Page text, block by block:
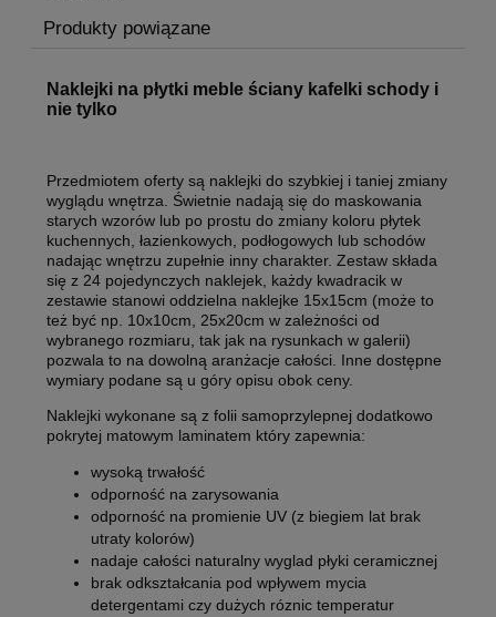
Produkty powiązane
Naklejki na płytki meble ściany kafelki schody i
nie tylko
Przedmiotem oferty są naklejki do szybkiej i taniej zmiany
wyglądu wnętrza. Świetnie nadają się do maskowania
starych wzorów lub po prostu do zmiany koloru płytek
kuchennych, łazienkowych, podłogowych lub schodów
nadając wnętrzu zupełnie inny charakter. Zestaw składa
się z 24 pojedynczych naklejek, każdy kwadracik w
zestawie stanowi oddzielna naklejke 15x15cm (może to
też być np. 10x10cm, 25x20cm w zależności od
wybranego rozmiaru, tak jak na rysunkach w galerii)
pozwala to na dowolną aranżacje całości. Inne dostępne
wymiary podane są u góry opisu obok ceny.
Naklejki wykonane są z folii samoprzylepnej dodatkowo
pokrytej matowym laminatem który zapewnia:
wysoką trwałość
odporność na zarysowania
odporność na promienie UV (z biegiem lat brak
utraty kolorów)
nadaje całości naturalny wyglad płyki ceramicznej
brak odkształcania pod wpływem mycia
detergentami czy dużych róznic temperatur